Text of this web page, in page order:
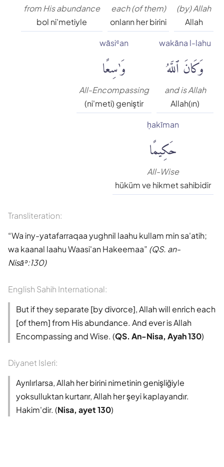
Şaban Piriş
(by) Allah
Allah
each (of them)
onların her birini
from His abundance
bol ni'metiyle
wakāna l-lahu
وَكَانَ ٱللَّهُ
and is Allah
Allah(ın)
wāsiʿan
وَٰسِعًا
All-Encompassing
(ni'meti) geniştir
ḥakīman
حَكِيمًا
All-Wise
hüküm ve hikmet sahibidir
Transliteration:
Wa iny-yatafarraqaa yughnil laahu kullam min sa'atih;
wa kaanal laahu Waasi'an Hakeemaa (QS. an-
Nisāʾ:130)
English Sahih International:
But if they separate [by divorce], Allah will enrich each
[of them] from His abundance. And ever is Allah
Encompassing and Wise. (QS. An-Nisa, Ayah 130)
Diyanet Isleri:
Ayrılırlarsa, Allah her birini nimetinin genişliğiyle
yoksulluktan kurtarır, Allah her şeyi kaplayandır.
Hakim'dir. (Nisa, ayet 130)